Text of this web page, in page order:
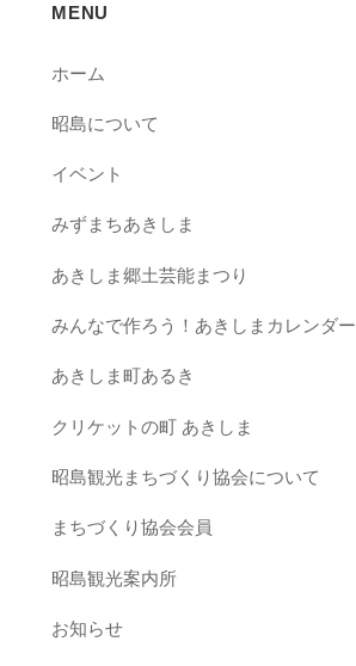
MENU
ホーム
昭島について
イベント
みずまちあきしま
あきしま郷土芸能まつり
みんなで作ろう！あきしまカレンダー
あきしま町あるき
クリケットの町 あきしま
昭島観光まちづくり協会について
まちづくり協会会員
昭島観光案内所
お知らせ